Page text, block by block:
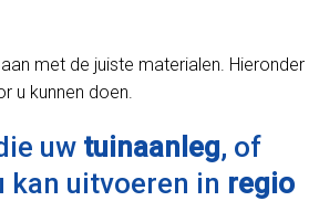
met de juiste materialen. Hieronder
u kunnen doen.
uw tuinaanleg, of
kan uitvoeren in regio